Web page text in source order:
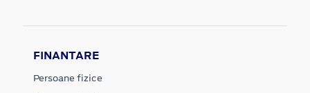
FINANTARE
Persoane fizice